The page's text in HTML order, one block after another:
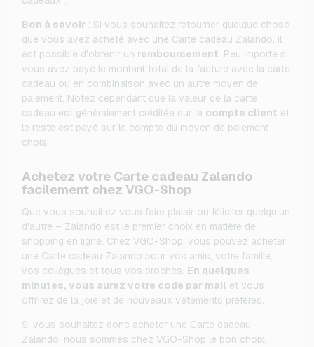
Bon à savoir : Si vous souhaitez retourner quelque chose
que vous avez acheté avec une Carte cadeau Zalando, il
est possible d'obtenir un remboursement. Peu importe si
vous avez payé le montant total de la facture avec la carte
cadeau ou en combinaison avec un autre moyen de
paiement. Notez cependant que la valeur de la carte
cadeau est généralement créditée sur le compte client et
le reste est payé sur le compte du moyen de paiement
choisi.
Achetez votre Carte cadeau Zalando
facilement chez VGO-Shop
Que vous souhaitiez vous faire plaisir ou féliciter quelqu'un
d'autre – Zalando est le premier choix en matière de
shopping en ligne. Chez VGO-Shop, vous pouvez acheter
une Carte cadeau Zalando pour vos amis, votre famille,
vos collègues et tous vos proches. En quelques
minutes, vous aurez votre code par mail et vous
offrirez de la joie et de nouveaux vêtements préférés.
Si vous souhaitez donc acheter une Carte cadeau
Zalando, nous sommes chez VGO-Shop le bon choix.